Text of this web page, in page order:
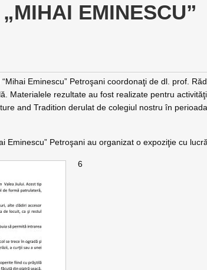
EMINESCU”
Eminescu” Petroşani coordonaţi de dl. prof.
Materialele rezultate au fost realizate pentru
and Tradition derulat de colegiul nostru în
Eminescu” Petroşani au organizat o expoziţie cu
6